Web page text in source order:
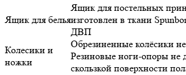
Ящик для белья
Ящик для постельных
изготовлен в ткани
ДВП
Колесики и
ножки
Обрезиненные колёсики
Резиновые ноги-опоры не
скользкой поверхности